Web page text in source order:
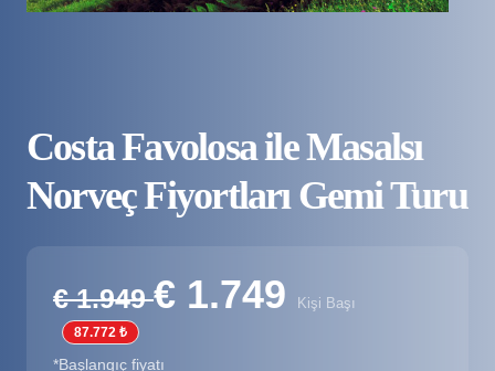
Costa Favolosa ile Masalsı
Norveç Fiyortları Gemi Turu
€ 1.949€ 1.749 Kişi Başı
87.772 ₺
*Başlangıç fiyatı